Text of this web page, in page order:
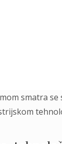
smatra